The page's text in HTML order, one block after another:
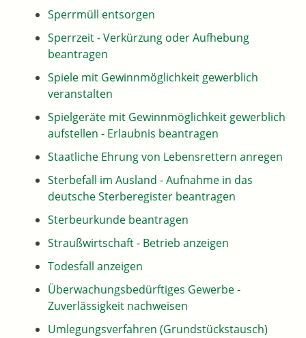
Sperrmüll entsorgen
Sperrzeit - Verkürzung oder Aufhebung
beantragen
Spiele mit Gewinnmöglichkeit gewerblich
veranstalten
Spielgeräte mit Gewinnmöglichkeit gewerblich
aufstellen - Erlaubnis beantragen
Staatliche Ehrung von Lebensrettern anregen
Sterbefall im Ausland - Aufnahme in das
deutsche Sterberegister beantragen
Sterbeurkunde beantragen
Straußwirtschaft - Betrieb anzeigen
Todesfall anzeigen
Überwachungsbedürftiges Gewerbe -
Zuverlässigkeit nachweisen
Umlegungsverfahren (Grundstückstausch)